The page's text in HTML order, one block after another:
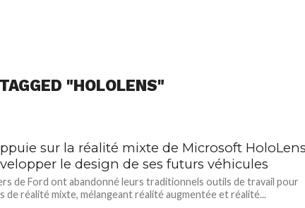
"HOLOLENS"
sur la réalité mixte de Microsoft
le design de ses futurs véhicules
de Ford ont abandonné leurs traditionnels outils de travail pour
de réalité mixte, mélangeant réalité augmentée et réalité...